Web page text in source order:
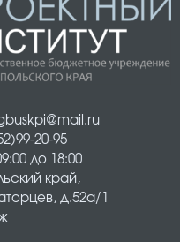
20-95
до 18:00
край,
д.52а/1